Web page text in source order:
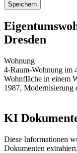
Speichern
Dresden
Wohnung
4-Raum-Wohnung im
Wohnfläche in einem
1987, Modernisierung
KI
Diese Informationen
Dokumenten